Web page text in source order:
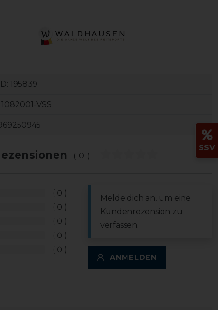
195839
VSS
(0)
0
0
0
0
0
Melde dich an, um eine
Kundenrezension zu
verfassen.
ANMELDEN
SSV